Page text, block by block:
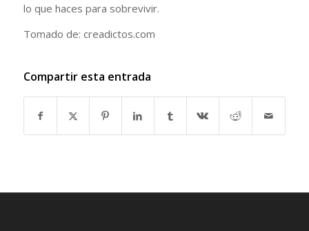
lo que haces para sobrevivir.
Tomado de: creadictos.com
Compartir esta entrada